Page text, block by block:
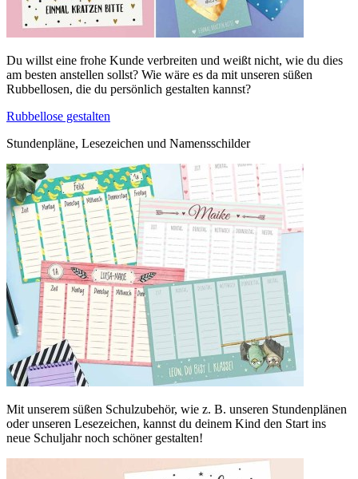
Du willst eine frohe Kunde verbreiten und weißt nicht, wie du dies
am besten anstellen sollst? Wie wäre es da mit unseren süßen
Rubbellosen, die du persönlich gestalten kannst?
Rubbellose gestalten
Stundenpläne, Lesezeichen und Namensschilder
Mit unserem süßen Schulzubehör, wie z. B. unseren Stundenplänen
oder unseren Lesezeichen, kannst du deinem Kind den Start ins
neue Schuljahr noch schöner gestalten!